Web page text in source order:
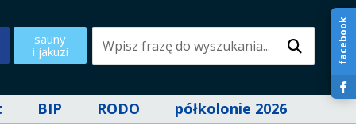
sauny
i jakuzi
BIP RODO półkolonie 2026
facebook